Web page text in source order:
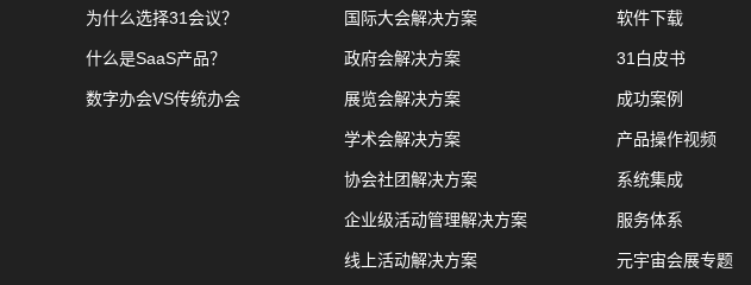
为什么选择31会议？
什么是SaaS产品？
数字办会VS传统办会
国际大会解决方案
政府会解决方案
展览会解决方案
学术会解决方案
协会社团解决方案
企业级活动管理解决方案
线上活动解决方案
软件下载
31白皮书
成功案例
产品操作视频
系统集成
服务体系
元宇宙会展专题